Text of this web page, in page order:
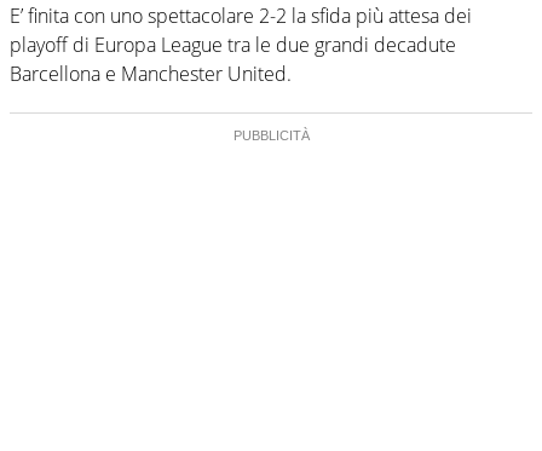
E’ finita con uno spettacolare 2-2 la sfida più attesa dei
playoff di Europa League tra le due grandi decadute
Barcellona e Manchester United.